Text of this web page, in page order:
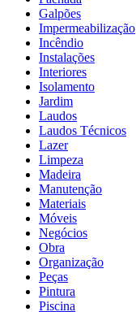
Galpões
Impermeabilização
Incêndio
Instalações
Interiores
Isolamento
Jardim
Laudos
Laudos Técnicos
Lazer
Limpeza
Madeira
Manutenção
Materiais
Móveis
Negócios
Obra
Organização
Peças
Pintura
Piscina